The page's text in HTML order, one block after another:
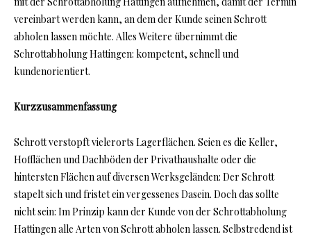
vereinbart werden kann, an dem der Kunde seinen Schrott
abholen lassen möchte. Alles Weitere übernimmt die
Schrottabholung Hattingen: kompetent, schnell und
kundenorientiert.
Kurzzusammenfassung
Schrott verstopft vielerorts Lagerflächen. Seien es die Keller,
Hofflächen und Dachböden der Privathaushalte oder die
hintersten Flächen auf diversen Werksgeländen: Der Schrott
stapelt sich und fristet ein vergessenes Dasein. Doch das sollte
nicht sein: Im Prinzip kann der Kunde von der Schrottabholung
Hattingen alle Arten von Schrott abholen lassen. Selbstredend ist